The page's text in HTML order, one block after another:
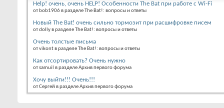
Help! очень, очень HELP! Особенности The Bat при работе c Wi-Fi
от bob1906 в разделе The Bat!: вопросы и ответы
Новый The Bat! очень сильно тормозит при расшифровке писем
от dolly в разделе The Bat!: вопросы и ответы
Очень толстые письма
от vikont в разделе The Bat!: вопросы и ответы
Как отсортировать? Очень нужно
от samuil в разделе Архив первого форума
Хочу выйти!!! Очень!!!
от Сергей в разделе Архив первого форума